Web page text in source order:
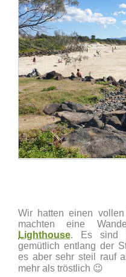
Wir hatten einen
machten eine
Lighthouse. Es sind
gemütlich entlang der
es aber sehr steil rauf
mehr als tröstlich 😉